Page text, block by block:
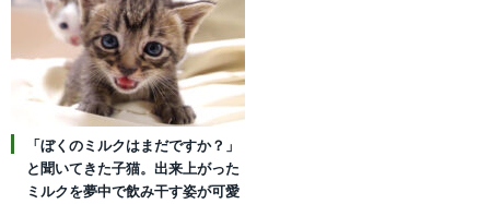
「ぼくのミルクはまだですか？」
と聞いてきた子猫。出来上がった
ミルクを夢中で飲み干す姿が可愛